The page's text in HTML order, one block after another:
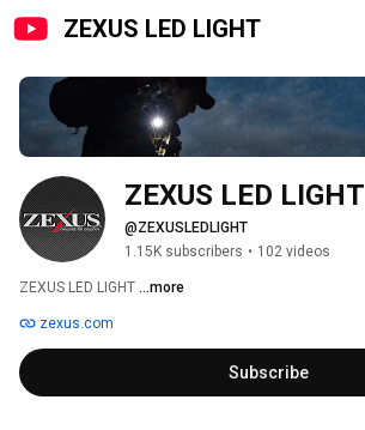
ZEXUS LED LIGHT
ZEXUS LED LIGHT
@ZEXUSLEDLIGHT
1.15K subscribers • 102 videos
ZEXUS LED LIGHT ...more
zexus.com
Subscribe